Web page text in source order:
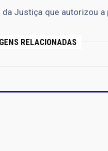
Justiça que autorizou a
RELACIONADAS